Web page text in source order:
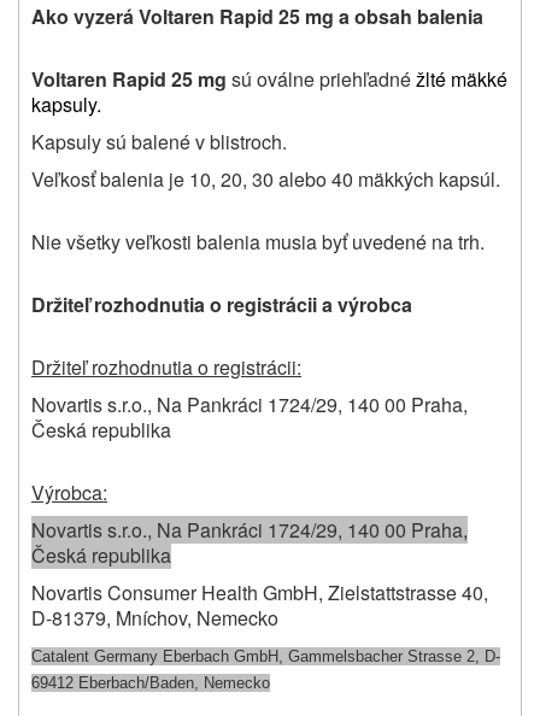
Ako vyzeráVoltaren Rapid 25 mg a obsah balenia
Voltaren Rapid 25 mg sú oválne priehľadnéžlté mäkké
kapsuly.
Kapsuly sú balené v blistroch.
Veľkosť balenia je 10, 20, 30 alebo 40 mäkkých kapsúl.
Nie všetky veľkosti balenia musia byť uvedené na trh.
Držiteľ rozhodnutia o registrácii a výrobca
Držiteľ rozhodnutia o registrácii:
Novartis s.r.o., Na Pankráci 1724/29, 140 00 Praha,
Česká republika
Výrobca:
Novartis s.r.o., Na Pankráci 1724/29, 140 00 Praha,
Česká republika
Novartis Consumer Health GmbH, Zielstattstrasse 40,
D-81379, Mníchov, Nemecko
Catalent Germany Eberbach GmbH, Gammelsbacher Strasse 2, D-
69412 Eberbach/Baden, Nemecko